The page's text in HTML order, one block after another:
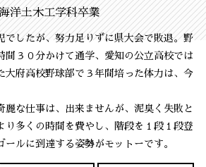
洋土木工学科卒業
でしたが、努力足りずに県大会で敗退。野
間３０分かけて通学、愛知の公立高校では
大府高校野球部で３年間培った体力は、今
麗な仕事は、出来ませんが、泥臭く失敗と
り多くの時間を費やし、階段を１段１段登
ールに到達する姿勢がモットーです。